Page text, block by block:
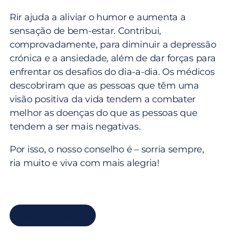
Rir ajuda a aliviar o humor e aumenta a
sensação de bem-estar. Contribui,
comprovadamente, para diminuir a depressão
crónica e a ansiedade, além de dar forças para
enfrentar os desafios do dia-a-dia. Os médicos
descobriram que as pessoas que têm uma
visão positiva da vida tendem a combater
melhor as doenças do que as pessoas que
tendem a ser mais negativas.
Por isso, o nosso conselho é – sorria sempre,
ria muito e viva com mais alegria!